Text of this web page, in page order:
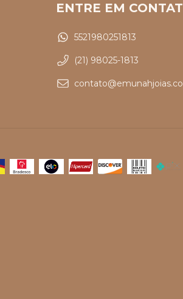
ENTRE EM
5521980251813
(21) 98025-1813